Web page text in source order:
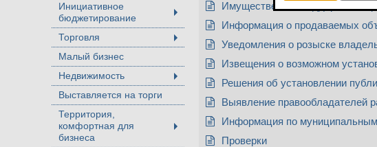
Инициативное
бюджетирование
Торговля
Малый бизнес
Недвижимость
Выставляется на торги
Территория,
комфортная для
бизнеса
Имущественная поддержка
Информация о продаваемых
Уведомления о розыске
Извещения о возможном
Решения об установлении
Выявление правообладателей
Информация по
Проверки